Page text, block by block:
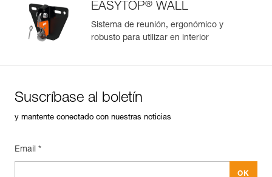
Consulte el historial de un producto desde su fecha de
fabricación.
EASYTOP® WALL
Sistema de reunión, ergonómico y
robusto para utilizar en interior
Suscríbase al boletín
y mantente conectado con nuestras noticias
Email *